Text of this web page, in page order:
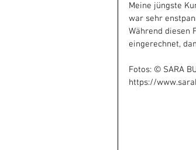
Meine jüngste
war sehr
Während diesen
eingerechnet,
Fotos: © SARA
https://